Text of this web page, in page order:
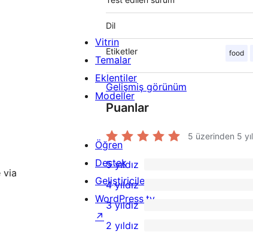
via
Dil
Etiketler food
Gelişmiş görünüm
Puanlar
5 üzerinden 5
1
5
yıldızlı
inceleme
5 yıldız
4
yıldızlı
4 yıldız
0
3
3 yıldız
2 yıldız
Vitrin
Temalar
Eklentiler
Modeller
Öğren
Destek
Geliştiriciler
WordPress.tv
↗